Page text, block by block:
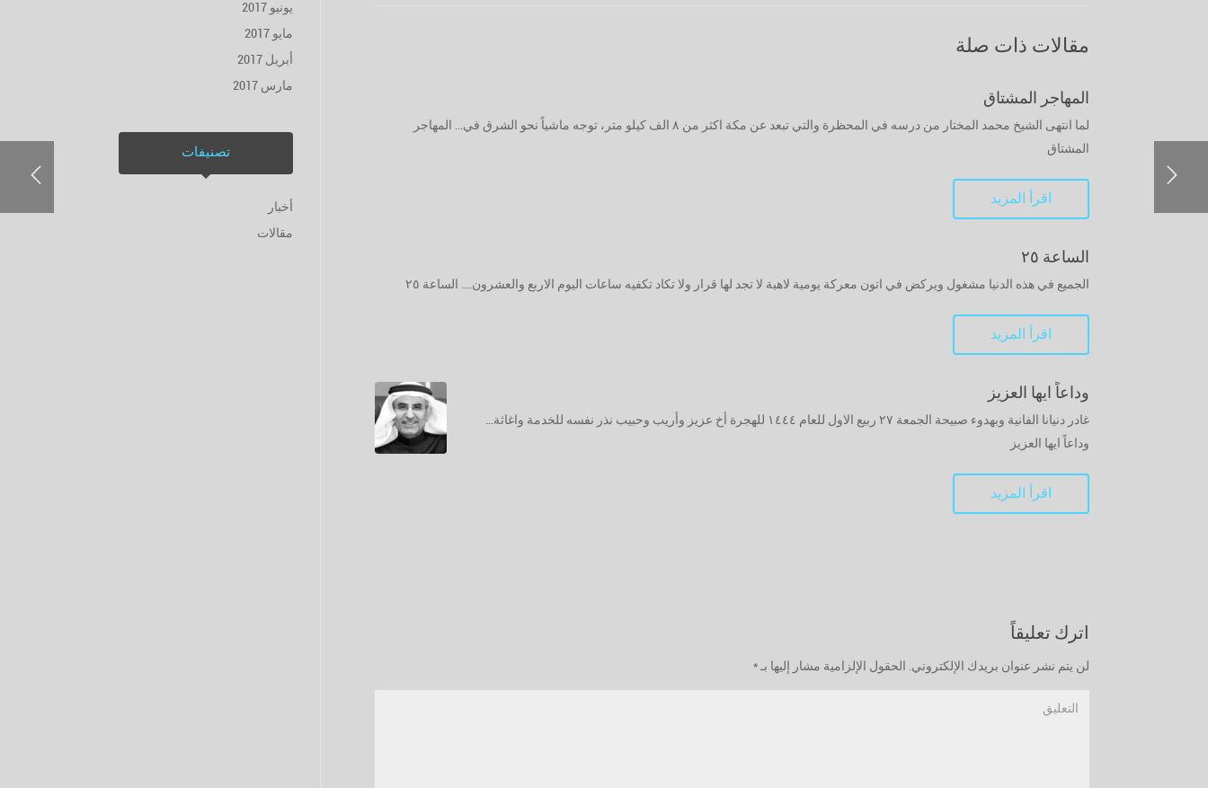
مقالات ذات صلة
المهاجر المشتاق
لما انتهى الشيخ محمد المختار من درسه في المحظرة والتي تبعد عن مكة اكثر من ٨ الف كيلو متر، توجه ماشياً نحو الشرق في... المهاجر
المشتاق
اقرأ المزيد
الساعة ٢٥
الجميع في هذه الدنيا مشغول ويركض في اتون معركة يومية لاهبة لا تجد لها قرار ولا تكاد تكفيه ساعات اليوم الاربع والعشرون.... الساعة ٢٥
اقرأ المزيد
وداعاً ايها العزيز
غادر دنيانا الفانية وبهدوء صبيحة الجمعة ٢٧ ربيع الاول للعام ١٤٤٤ للهجرة أخ عزيز وأريب وحبيب نذر نفسه للخدمة واغاثة...
وداعاً ايها العزيز
اقرأ المزيد
اترك تعليقاً
لن يتم نشر عنوان بريدك الإلكتروني. الحقول الإلزامية مشار إليها بـ *
يونيو 2017
مايو 2017
أبريل 2017
مارس 2017
تصنيفات
أخبار
مقالات